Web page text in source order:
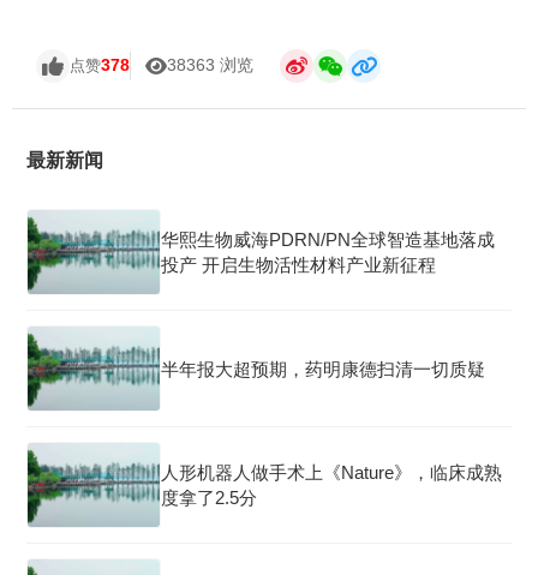
点赞378 38363 浏览
最新新闻
华熙生物威海PDRN/PN全球智造基地落成
投产 开启生物活性材料产业新征程
半年报大超预期，药明康德扫清一切质疑
人形机器人做手术上《Nature》，临床成熟
度拿了2.5分